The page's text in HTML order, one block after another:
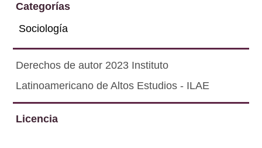
Categorías
Sociología
Derechos de autor 2023 Instituto
Latinoamericano de Altos Estudios - ILAE
Licencia